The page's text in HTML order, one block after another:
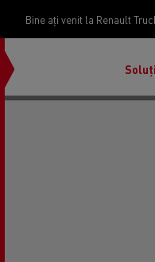
Bine ați venit la Renault